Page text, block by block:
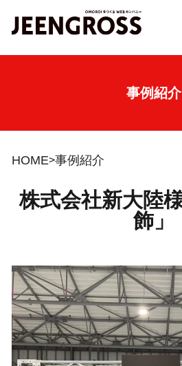
事例紹介
HOME 事例紹介
株式会社新大陸
飾」